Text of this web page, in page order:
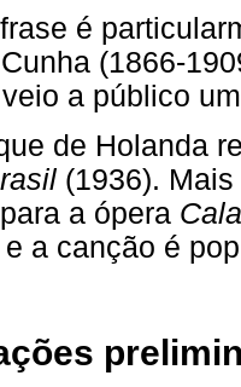
é
(1866-
a público
de Holanda
(1936).
a ópera
e a canção é